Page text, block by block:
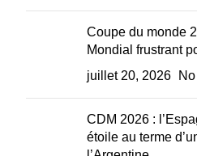
Coupe du monde
Mondial frustrant
juillet 20, 2026
CDM 2026 :
étoile au terme